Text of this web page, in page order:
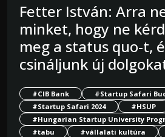
Fetter István: Arra
minket, hogy ne
meg a status quo-t,
csináljunk új
#CIB Bank
#Startup Safari
#Startup Safari 2024
#HSUP
#Hungarian Startup University
#tabu
#vállalati kultúra